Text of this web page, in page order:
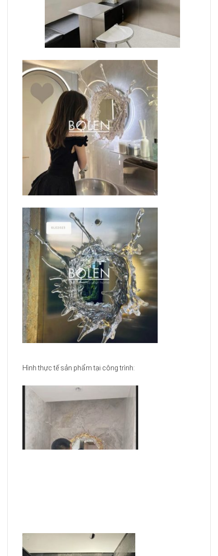
Hình thực tế sản phẩm tại công trình: